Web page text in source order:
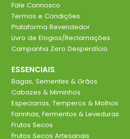
Fale Connosco
Termos e Condições
Plataforma Revendedor
Livro de Elogios/Reclamações
Campanha Zero Desperdício
ESSENCIAIS
Bagas, Sementes & Grãos
Cabazes & Miminhos
Especiarias, Temperos & Molhos
Farinhas, Fermentos & Leveduras
Frutos Secos
Frutos Secos Artesanais